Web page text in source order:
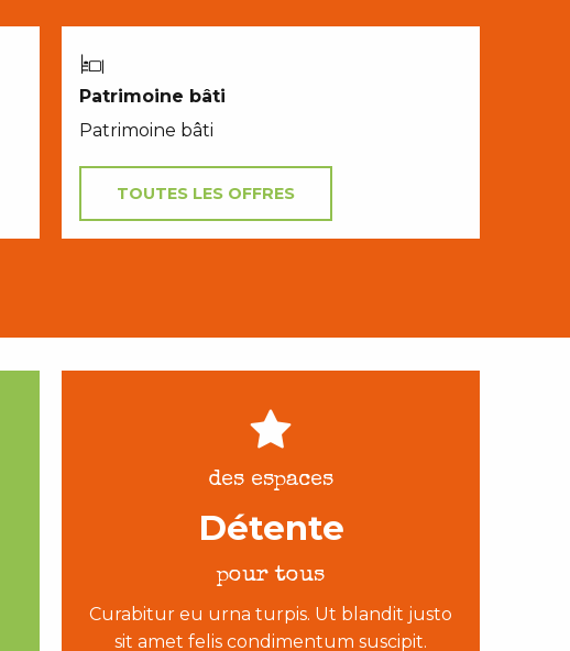
Patrimoine bâti
Patrimoine bâti
TOUTES LES OFFRES
des espaces
Détente
pour tous
Curabitur eu urna turpis. Ut blandit justo
sit amet felis condimentum suscipit.